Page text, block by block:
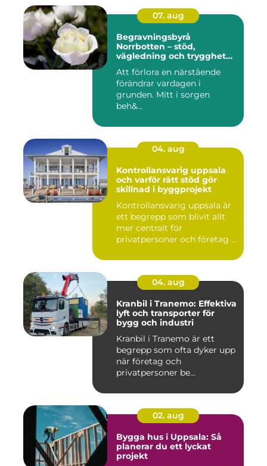
07. aug
Begravningsbyrå
Norrbotten – stöd,
vägledning och trygghet
Att förlora en närstående
förändrar vardagen i
grunden. Mitt i sorgen
beh&...
04. aug
Kontrollansvarig uppsala
och varför rätt stöd gör
skillnad i byggprojekt
Kontrollansvarig uppsala är
ett begrepp som blivit allt
mer centralt för
privatpersoner och företag ...
04. aug
Kranbil i Tranemo: Effektiva
lyft och transporter för
bygg och industri
Kranbil i Tranemo är ett
begrepp som ofta dyker upp
när företag och
privatpersoner be...
02. aug
Bygga hus i Uppsala: Så
planerar du ett lyckat
projekt